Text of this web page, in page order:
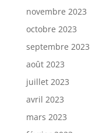
novembre 2023
octobre 2023
septembre 2023
août 2023
juillet 2023
avril 2023
mars 2023